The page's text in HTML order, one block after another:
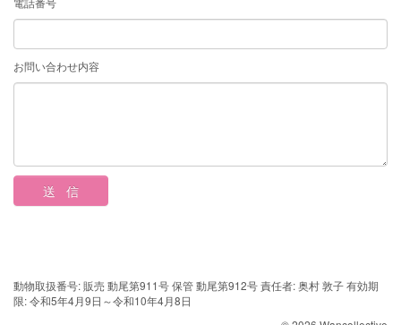
お問い合わせ内容
動物取扱番号: 販売 動尾第911号 保管 動尾第912号 責任者: 奥村 敦子 有効期
限: 令和5年4月9日～令和10年4月8日